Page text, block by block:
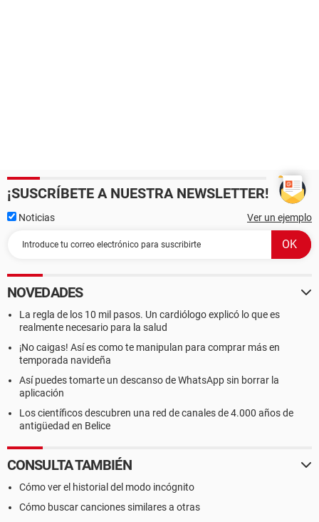
¡SUSCRÍBETE A NUESTRA NEWSLETTER!
Noticias Ver un ejemplo
NOVEDADES
La regla de los 10 mil pasos. Un cardiólogo explicó lo que es
realmente necesario para la salud
¡No caigas! Así es como te manipulan para comprar más en
temporada navideña
Así puedes tomarte un descanso de WhatsApp sin borrar la
aplicación
Los científicos descubren una red de canales de 4.000 años de
antigüedad en Belice
CONSULTA TAMBIÉN
Cómo ver el historial del modo incógnito
Cómo buscar canciones similares a otras